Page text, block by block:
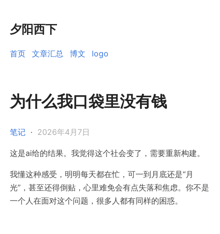
夕阳西下
首页 文章汇总 博文 logo
为什么我口袋里没有钱
笔记 · 2026年4月7日
这是ai给的结果。我觉得这个社会变了，需要重新构建。
我懂这种感受，明明每天都在忙，可一到月底还是“月
光”，甚至还得倒贴，心里难免会有点失落和焦虑。你不是
一个人在面对这个问题，很多人都有同样的困惑。